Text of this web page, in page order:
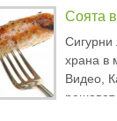
Соята
Сигурни
храна в
Видео,